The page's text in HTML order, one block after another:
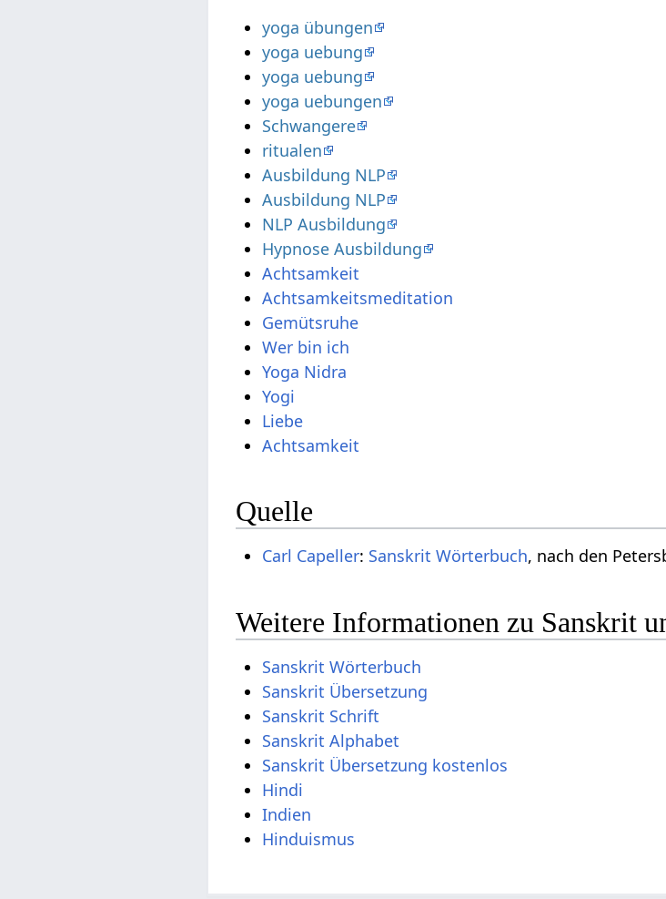
yoga übungen
yoga uebung
yoga uebung
yoga uebungen
Schwangere
ritualen
Ausbildung NLP
Ausbildung NLP
NLP Ausbildung
Hypnose Ausbildung
Achtsamkeit
Achtsamkeitsmeditation
Gemütsruhe
Wer bin ich
Yoga Nidra
Yogi
Liebe
Achtsamkeit
Quelle
Carl Capeller: Sanskrit Wörterbuch, nach den
Weitere Informationen zu Sanskrit
Sanskrit Wörterbuch
Sanskrit Übersetzung
Sanskrit Schrift
Sanskrit Alphabet
Sanskrit Übersetzung kostenlos
Hindi
Indien
Hinduismus